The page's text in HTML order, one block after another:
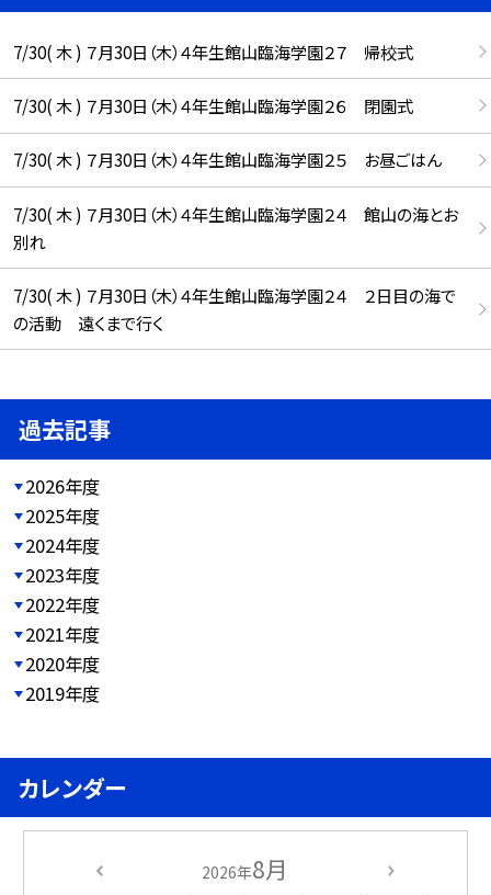
7/30( 木 ) ７月30日（木）４年生館山臨海学園２７ 帰校式
7/30( 木 ) ７月30日（木）４年生館山臨海学園２６ 閉園式
7/30( 木 ) ７月30日（木）４年生館山臨海学園２５ お昼ごはん
7/30( 木 ) ７月30日（木）４年生館山臨海学園２４ 館山の海とお
別れ
7/30( 木 ) ７月30日（木）４年生館山臨海学園２４ ２日目の海で
の活動 遠くまで行く
過去記事
2026年度
2025年度
2024年度
2023年度
2022年度
2021年度
2020年度
2019年度
カレンダー
2026年8月